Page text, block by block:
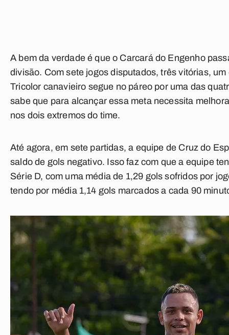
A bem da verdade é que o Carcará do Engenho
divisão. Comsete jogos disputados, três vitórias,
Tricolor canavieiro segue no páreo por uma das
sabe que para alcançar essa meta necessita
nos dois extremos do time.
Até agora, em sete partidas,a equipe de Cruz do
saldo de gols negativo. Isso faz com que a equipe
Série D, com uma média de 1,29 gols sofridos por
tendo por média 1,14 gols marcados a cada 90